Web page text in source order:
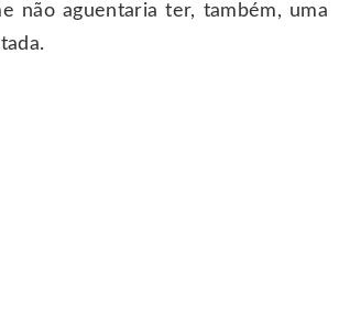
não aguentaria ter, também, uma